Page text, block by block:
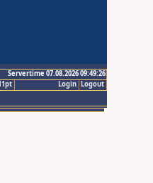
Servertime 07.08.2026 09:49:26
Logout
Login